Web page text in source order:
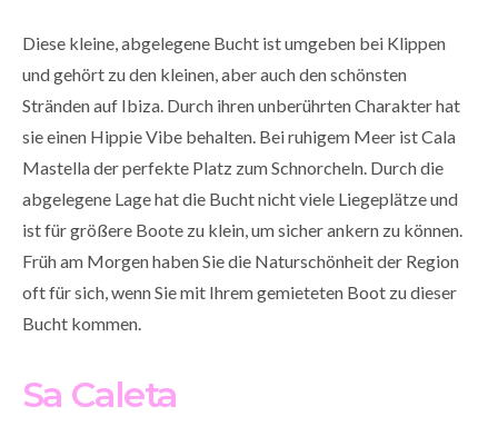
Diese kleine, abgelegene Bucht ist umgeben bei Klippen
und gehört zu den kleinen, aber auch den schönsten
Stränden auf Ibiza. Durch ihren unberührten Charakter hat
sie einen Hippie Vibe behalten. Bei ruhigem Meer ist Cala
Mastella der perfekte Platz zum Schnorcheln. Durch die
abgelegene Lage hat die Bucht nicht viele Liegeplätze und
ist für größere Boote zu klein, um sicher ankern zu können.
Früh am Morgen haben Sie die Naturschönheit der Region
oft für sich, wenn Sie mit Ihrem gemieteten Boot zu dieser
Bucht kommen.
Sa Caleta